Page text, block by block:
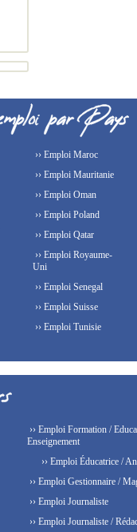
›› Emploi Maroc
›› Emploi Mauritanie
›› Emploi Oman
›› Emploi Poland
›› Emploi Qatar
›› Emploi Royaume-
Uni
›› Emploi Senegal
›› Emploi Suisse
›› Emploi Tunisie
›› Emploi Formation /
Enseignement
›› Emploi Éducatrice /
›› Emploi Gestionnaire /
›› Emploi Journaliste
›› Emploi Journaliste /